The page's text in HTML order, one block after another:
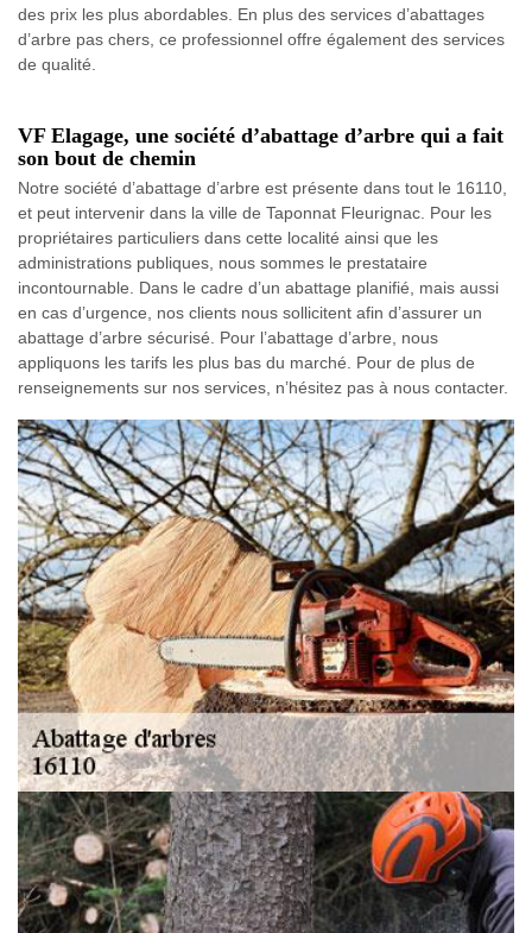
des prix les plus abordables. En plus des services d’abattages
d’arbre pas chers, ce professionnel offre également des services
de qualité.
VF Elagage, une société d’abattage d’arbre qui a fait
son bout de chemin
Notre société d’abattage d’arbre est présente dans tout le 16110,
et peut intervenir dans la ville de Taponnat Fleurignac. Pour les
propriétaires particuliers dans cette localité ainsi que les
administrations publiques, nous sommes le prestataire
incontournable. Dans le cadre d’un abattage planifié, mais aussi
en cas d’urgence, nos clients nous sollicitent afin d’assurer un
abattage d’arbre sécurisé. Pour l’abattage d’arbre, nous
appliquons les tarifs les plus bas du marché. Pour de plus de
renseignements sur nos services, n’hésitez pas à nous contacter.